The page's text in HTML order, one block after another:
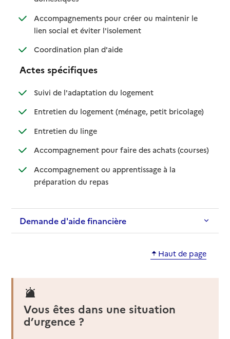
Accompagnements pour créer ou maintenir le
lien social et éviter l'isolement: disponible
: non disponible
Coordination plan d'aide: disponible
: non disponible
Actes spécifiques
Suivi de l'adaptation du logement: disponible
: non disponible
Entretien du logement (ménage, petit bricolage): disponible
: non
Entretien du linge: disponible
: non disponible
Accompagnement pour faire des achats (courses)
:
: non
Accompagnement ou apprentissage à la
préparation du repas: disponible
: non disponible
Demande d'aide financière
Haut de page
Vous êtes dans une situation
d’urgence ?